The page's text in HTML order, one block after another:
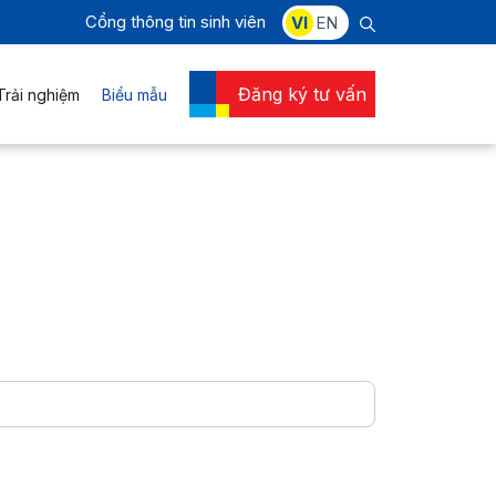
Cổng thông tin sinh viên VI EN
nghiệm Biểu mẫu Đăng ký tư vấn